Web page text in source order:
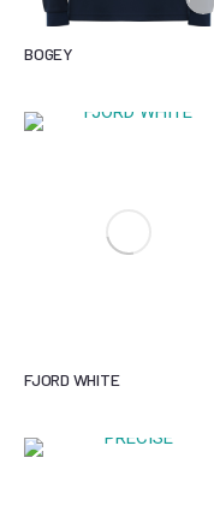
BOGEY
FJORD WHITE